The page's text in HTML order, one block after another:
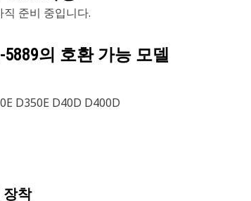
준비 중입니다.
5889의 호환 가능 모델
D350E D40D D400D
장착